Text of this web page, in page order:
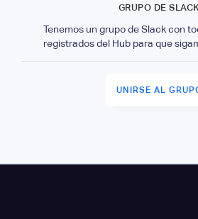
GRUPO DE SLACK
Tenemos un grupo de Slack con
registrados del Hub para que
UNIRSE AL